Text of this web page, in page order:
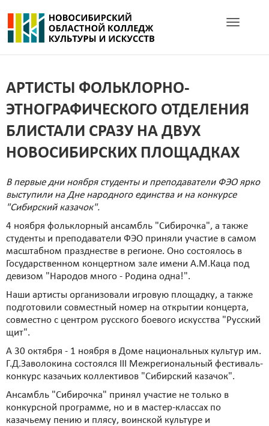
Toggle
АРТИСТЫ ФОЛЬКЛОРНО-
ЭТНОГРАФИЧЕСКОГО ОТДЕЛЕНИЯ
БЛИСТАЛИ СРАЗУ НА ДВУХ
НОВОСИБИРСКИХ ПЛОЩАДКАХ
В первые дни ноября студенты и преподаватели ФЭО ярко
выступили на Дне народного единства и на конкурсе
"Сибирский казачок".
4 ноября фольклорный ансамбль "Сибирочка", а также
студенты и преподаватели ФЭО приняли участие в самом
масштабном празднестве в регионе. Оно состоялось в
Государственном концертном зале имени А.М.Каца под
девизом "Народов много - Родина одна!".
Наши артисты организовали игровую площадку, а также
подготовили совместный номер на открытии концерта,
совместно с центром русского боевого искусства "Русский
щит".
А 30 октября - 1 ноября в Доме национальных культур им.
Г.Д.Заволокина состоялся III Межрегиональный фестиваль-
конкурс казачьих коллективов "Сибирский казачок".
Ансамбль "Сибирочка" принял участие не только в
конкурсной программе, но и в мастер-классах по
казачьему пению и плясу, воинской культуре и